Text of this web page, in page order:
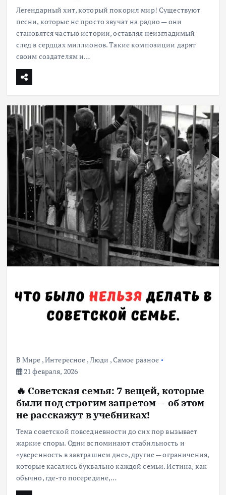
Легендарный хит, который покорил мир! Существуют
песни, которые не просто звучат на радио — они
становятся частью истории, оставляя неизгладимый
след в сердцах миллионов. Такие композиции дарят
своим создателям и…
В Мире ,Интересное ,Люди ,Самое разное
21 февраля, 2026
🔥 Советская семья: 7 вещей, которые
были под строгим запретом — об этом
не расскажут в учебниках!
Тема советской повседневности до сих пор вызывает
жаркие споры. Одни вспоминают стабильность и
«уверенность в завтрашнем дне», другие — ограничения,
которые касались буквально каждой семьи. Истина, как
обычно, где-то посередине,…